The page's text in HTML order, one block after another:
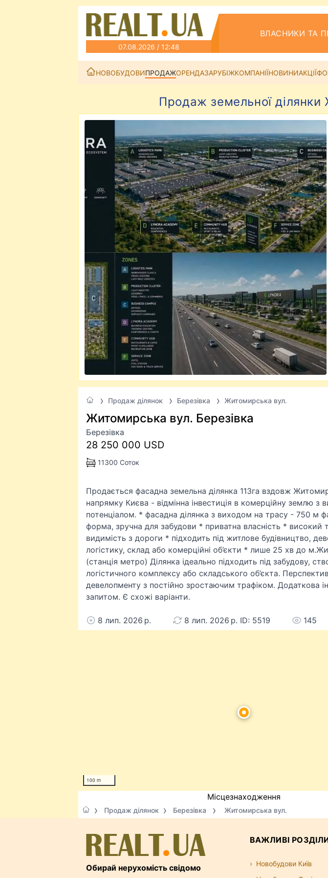
07.08.2026 / 12:48
ВЛАСНИКИ ТА
НОВОБУДОВИПРОДАЖОРЕНДАЗАРУБІЖКОМПАНІЇНОВИНИАКЦІЇ
Продаж земельної ділянки
Продаж ділянок Березівка Житомирська вул.
Житомирська вул. Березівка
Березівка
28 250 000 USD
11300 Соток
Продається фасадна земельна ділянка 113га вздовж
напрямку Києва - відмінна інвестиція в комерційну землю з
потенціалом. * фасадна ділянка з виходом на трасу - 750 м
форма, зручна для забудови * приватна власність * високий
видимість з дороги * підходить під житлове будівництво,
логістику, склад або комерційні об’єкти * лише 25 хв до
(станція метро) Ділянка ідеально підходить під забудову,
логістичного комплексу або складського об’єкта.
девелопменту з постійно зростаючим трафіком. Додаткова
запитом. Є схожі варіанти.
8 лип. 2026 р. 8 лип. 2026 р. ID: 5519 145
100 m
Місцезнаходження
Продаж ділянок Березівка Житомирська вул.
Обирай нерухомість свідомо
ВАЖЛИВІ
Новобудови Київ